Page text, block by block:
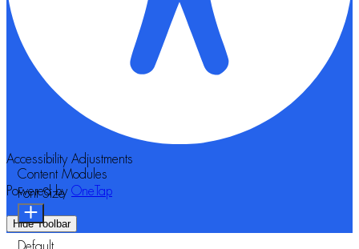
Accessibility Adjustments
Powered by OneTap
Hide Toolbar
Content Modules
Font Size